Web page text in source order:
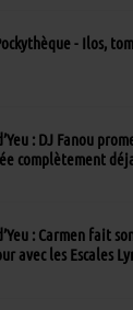
- Ilos,
: DJ Fanou
complètement
: Carmen fait
avec les Escales